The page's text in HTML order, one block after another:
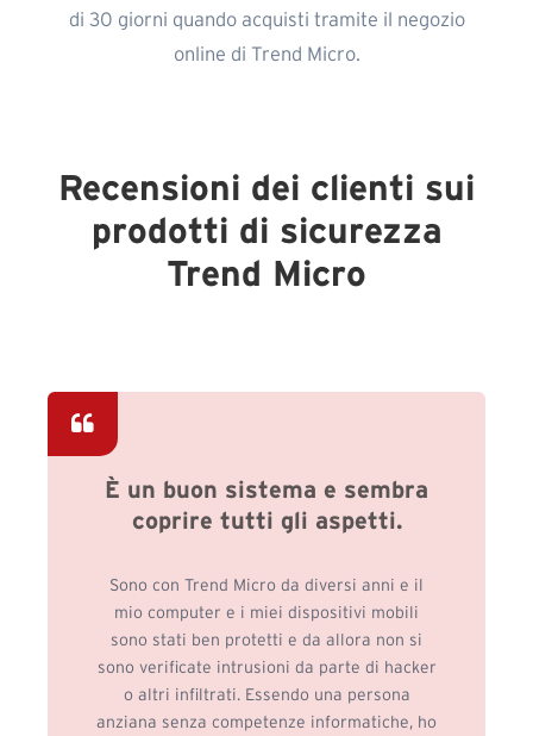
di 30 giorni quando acquisti tramite il negozio
online di Trend Micro.
Recensioni dei clienti sui
prodotti di sicurezza
Trend Micro
È un buon sistema e sembra
coprire tutti gli aspetti.
Sono con Trend Micro da diversi anni e il
mio computer e i miei dispositivi mobili
sono stati ben protetti e da allora non si
sono verificate intrusioni da parte di hacker
o altri infiltrati. Essendo una persona
anziana senza competenze informatiche, ho